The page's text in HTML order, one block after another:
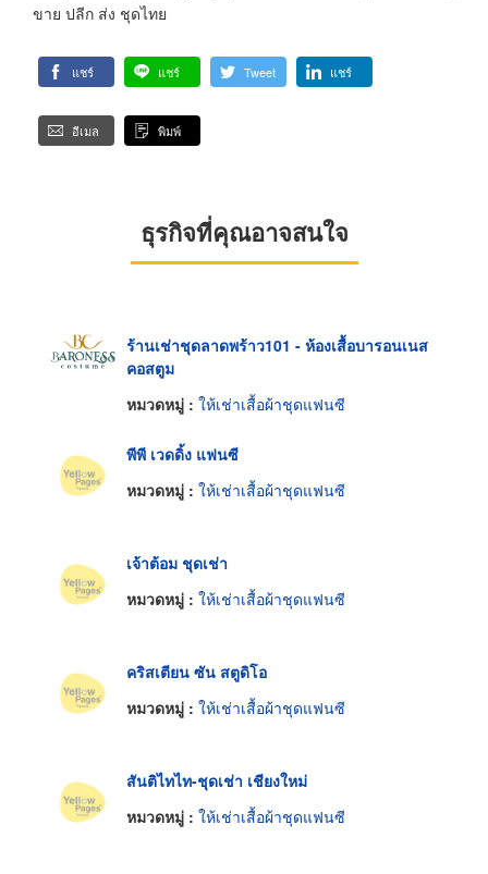
ขาย ปลีก ส่ง ชุดไทย
แชร์ แชร์ Tweet แชร์
อีเมล พิมพ์
ธุรกิจที่คุณอาจสนใจ
ร้านเช่าชุดลาดพร้าว101 - ห้องเสื้อบารอนเนส
คอสตูม
หมวดหมู่ : ให้เช่าเสื้อผ้าชุดแฟนซี
พีพี เวดดิ้ง แฟนซี
หมวดหมู่ : ให้เช่าเสื้อผ้าชุดแฟนซี
เจ้าต้อม ชุดเช่า
หมวดหมู่ : ให้เช่าเสื้อผ้าชุดแฟนซี
คริสเตียน ซัน สตูดิโอ
หมวดหมู่ : ให้เช่าเสื้อผ้าชุดแฟนซี
สันติไทไท-ชุดเช่า เชียงใหม่
หมวดหมู่ : ให้เช่าเสื้อผ้าชุดแฟนซี